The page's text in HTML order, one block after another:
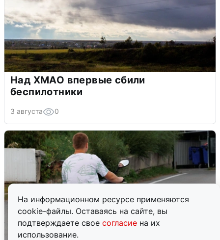
На информационном ресурсе применяются
cookie-файлы. Оставаясь на сайте, вы
подтверждаете свое согласие на их
использование.
Над ХМАО впервые сбили
беспилотники
3 августа 0